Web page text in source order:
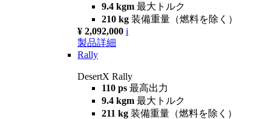
9.4 kgm 最大トルク
210 kg 装備重量（燃料を除く）
¥ 2,092,000 i
製品詳細
Rally
DesertX Rally
110 ps 最高出力
9.4 kgm 最大トルク
211 kg 装備重量（燃料を除く）